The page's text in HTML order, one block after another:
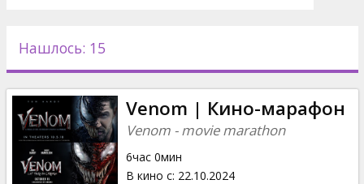
Новости
Подарки
Кинозакуски
Нашлось: 15
Venom | Кино-марафон
Venom - movie marathon
6час 0мин
В кино с: 22.10.2024